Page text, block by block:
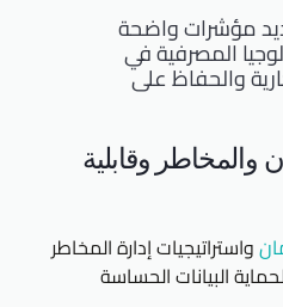
مؤشرات واضحة
المصرفية في
والحفاظ على
والمخاطر وقابلية
واستراتيجيات إدارة المخاطر
البيانات الحساسة